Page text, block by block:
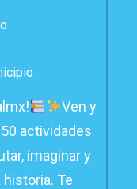
Ven y
actividades
imaginar y
Te